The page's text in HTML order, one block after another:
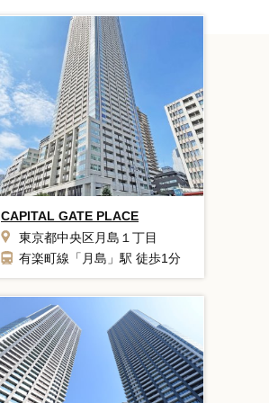
CAPITAL GATE PLACE
東京都中央区月島１丁目
有楽町線「月島」駅 徒歩1分